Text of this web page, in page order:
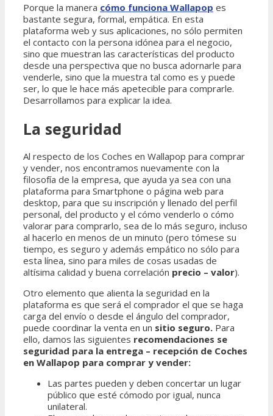
Porque la manera cómo funciona Wallapop es
bastante segura, formal, empática. En esta
plataforma web y sus aplicaciones, no sólo permiten
el contacto con la persona idónea para el negocio,
sino que muestran las características del producto
desde una perspectiva que no busca adornarle para
venderle, sino que la muestra tal como es y puede
ser, lo que le hace más apetecible para comprarle.
Desarrollamos para explicar la idea.
La seguridad
Al respecto de los Coches en Wallapop para comprar
y vender, nos encontramos nuevamente con la
filosofía de la empresa, que ayuda ya sea con una
plataforma para Smartphone o página web para
desktop, para que su inscripción y llenado del perfil
personal, del producto y el cómo venderlo o cómo
valorar para comprarlo, sea de lo más seguro, incluso
al hacerlo en menos de un minuto (pero tómese su
tiempo, es seguro y además empático no sólo para
esta línea, sino para miles de cosas usadas de
altísima calidad y buena correlación precio – valor).
Otro elemento que alienta la seguridad en la
plataforma es que será el comprador el que se haga
carga del envío o desde el ángulo del comprador,
puede coordinar la venta en un sitio seguro. Para
ello, damos las siguientes recomendaciones se
seguridad para la entrega – recepción de Coches
en Wallapop para comprar y vender:
Las partes pueden y deben concertar un lugar
público que esté cómodo por igual, nunca
unilateral.